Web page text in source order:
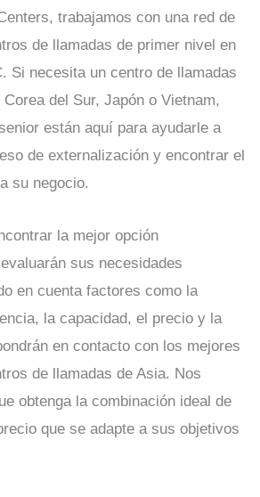
trabajamos con una red de
de llamadas de primer nivel en
Si necesita un centro de llamadas
del Sur, Japón o Vietnam,
están aquí para ayudarle a
de externalización y encontrar el
su negocio.
la mejor opción
sus necesidades
en cuenta factores como la
la capacidad, el precio y la
en contacto con los mejores
de llamadas de Asia. Nos
obtenga la combinación ideal de
que se adapte a sus objetivos